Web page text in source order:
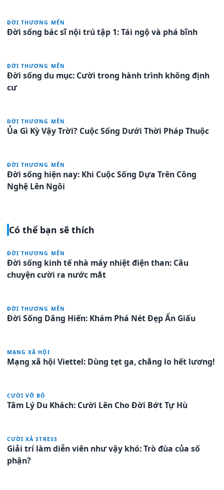
ĐỜI THƯƠNG MẾN
Đời sống bác sĩ nội trú tập 1: Tái ngộ và phá bĩnh
ĐỜI THƯƠNG MẾN
Đời sống du mục: Cười trong hành trình không định
cư
ĐỜI THƯƠNG MẾN
Ủa Gì Kỳ Vậy Trời? Cuộc Sống Dưới Thời Pháp Thuộc
ĐỜI THƯƠNG MẾN
Đời sống hiện nay: Khi Cuộc Sống Dựa Trên Công
Nghệ Lên Ngôi
Có thể bạn sẽ thích
ĐỜI THƯƠNG MẾN
Đời sống kinh tế nhà máy nhiệt điện than: Câu
chuyện cười ra nước mắt
ĐỜI THƯƠNG MẾN
Đời Sống Dâng Hiến: Khám Phá Nét Đẹp Ẩn Giấu
MẠNG XÃ HỘI
Mạng xã hội Viettel: Dùng tẹt ga, chẳng lo hết lương!
CƯỜI VỠ BÔ
Tâm Lý Du Khách: Cười Lên Cho Đời Bớt Tự Hù
CƯỜI XẢ STRESS
Giải trí làm diễn viên như vậy khó: Trò đùa của số
phận?